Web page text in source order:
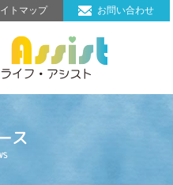
トマップ お問い合わせ
ス